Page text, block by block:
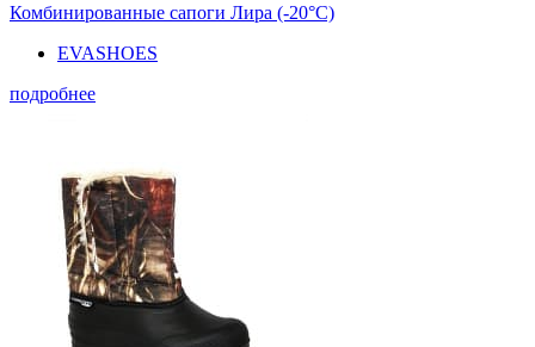
Комбинированные сапоги Лира (-20°С)
EVASHOES
подробнее